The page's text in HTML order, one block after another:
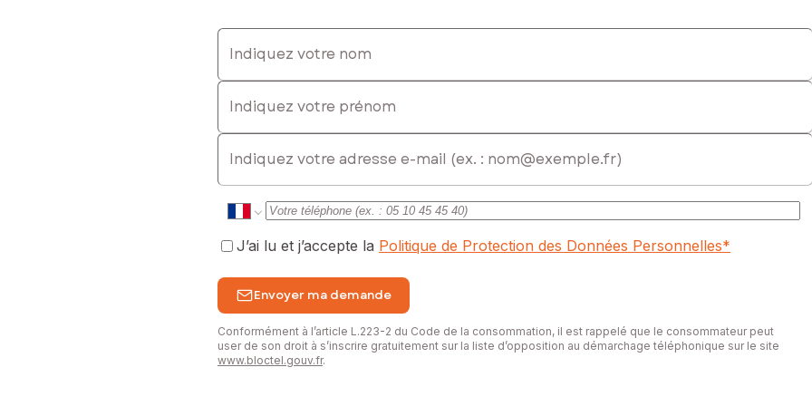
de tranquillité et de verdure.
ou pour organiser une visite.
sont disponibles sur le site Géorisques : www.georisques.gouv.fr
0668979968, E-mail : rebecca.cornac@safti.fr - EI - Agent commercial immatriculé au RSAC de Toulouse sous le numéro
Indiquez votre nom
Indiquez votre prénom
E-mail
J’ai lu et j’accepte la Politique de Protection des Données Personnelles*
Envoyer ma demande
Conformément à l’article L.223-2 du Code de la consommation, il est rappelé que le consommateur peut
user de son droit à s’inscrire gratuitement sur la liste d’opposition au démarchage téléphonique sur le site
www.bloctel.gouv.fr.